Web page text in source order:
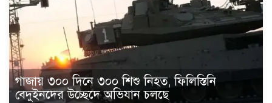
গাজায় ৩০০ দিনে ৩০০ শিশু নিহত, ফিলিস্তিনি
বেদুইনদের উচ্ছেদে অভিযান চলছে